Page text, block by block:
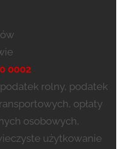
0002
rolny, podatek
opłaty
osobowych,
użytkowanie